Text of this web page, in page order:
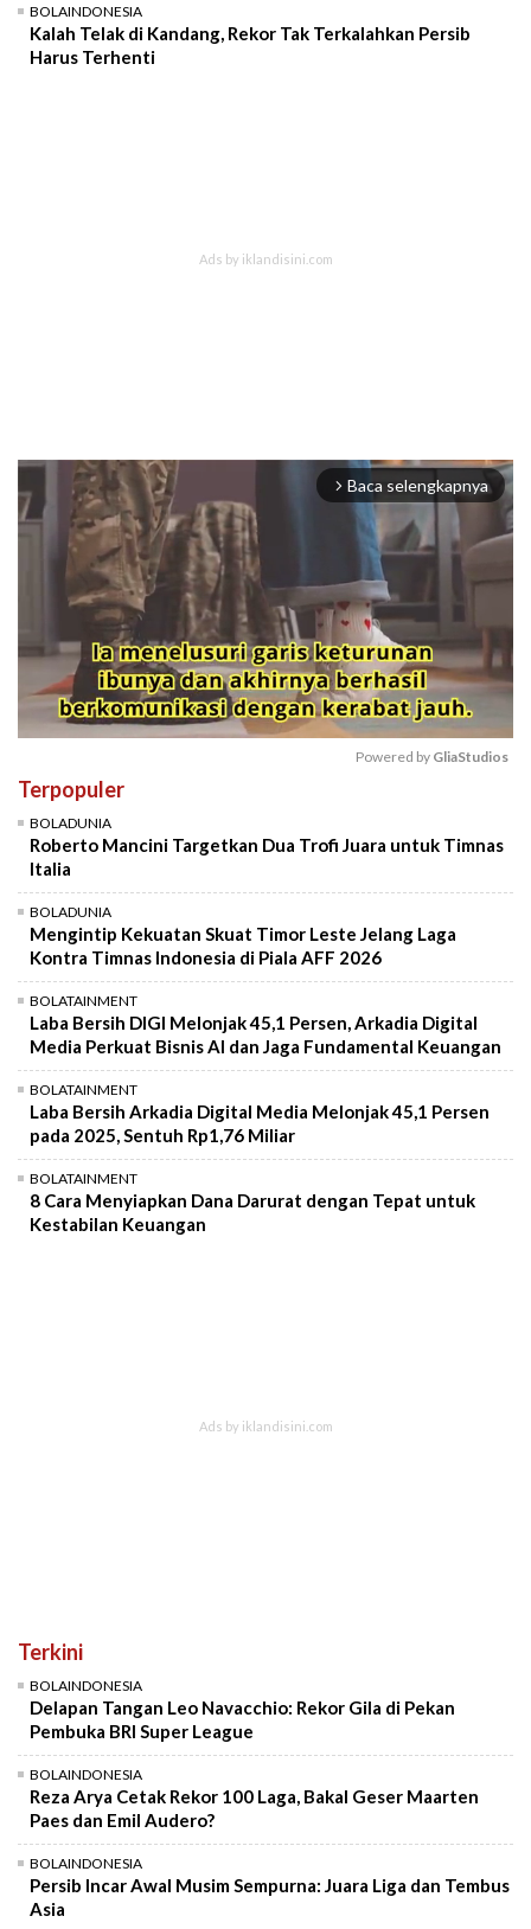
BOLAINDONESIA
Kalah Telak di Kandang, Rekor Tak Terkalahkan Persib
Harus Terhenti
arrow_forward_ios Baca selengkapnya
Powered by GliaStudios
Terpopuler
BOLADUNIA
Roberto Mancini Targetkan Dua Trofi Juara untuk Timnas
Italia
BOLADUNIA
Mengintip Kekuatan Skuat Timor Leste Jelang Laga
Kontra Timnas Indonesia di Piala AFF 2026
BOLATAINMENT
Laba Bersih DIGI Melonjak 45,1 Persen, Arkadia Digital
Media Perkuat Bisnis AI dan Jaga Fundamental Keuangan
BOLATAINMENT
Laba Bersih Arkadia Digital Media Melonjak 45,1 Persen
pada 2025, Sentuh Rp1,76 Miliar
BOLATAINMENT
8 Cara Menyiapkan Dana Darurat dengan Tepat untuk
Kestabilan Keuangan
Terkini
BOLAINDONESIA
Delapan Tangan Leo Navacchio: Rekor Gila di Pekan
Pembuka BRI Super League
BOLAINDONESIA
Reza Arya Cetak Rekor 100 Laga, Bakal Geser Maarten
Paes dan Emil Audero?
BOLAINDONESIA
Persib Incar Awal Musim Sempurna: Juara Liga dan Tembus
Asia